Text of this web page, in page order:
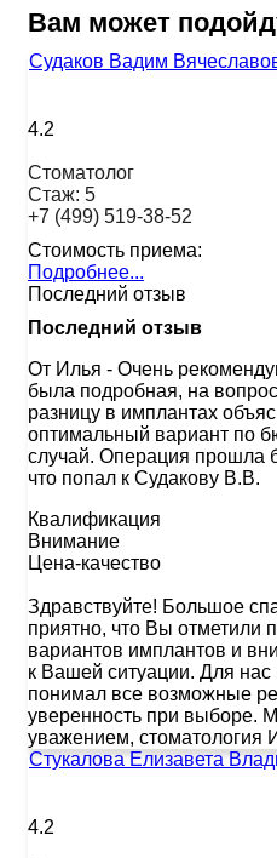
Вам может
Судаков Вадим
4.2
Стоматолог
Стаж: 5
+7 (499) 519-38-52
Стоимость приема:
Подробнее...
Последний отзыв
Последний отзыв
От Илья - Очень
была подробная, на
разницу в имплантах
оптимальный вариант по
случай. Операция прошла
что попал к Судакову В.В.
Квалификация
Внимание
Цена-качество
Здравствуйте! Большое
приятно, что Вы отметили
вариантов имплантов и
к Вашей ситуации. Для
понимал все возможные
уверенность при выборе.
уважением, стоматология
Стукалова Елизавета
4.2